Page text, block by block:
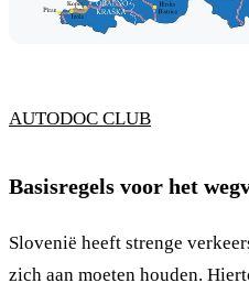
AUTODOC CLUB
Basisregels voor het
Slovenië heeft strenge
zich aan moeten houden.